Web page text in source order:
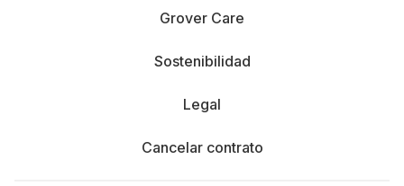
Grover Care
Sostenibilidad
Legal
Cancelar contrato